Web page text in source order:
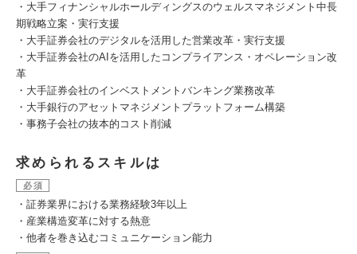
・大手フィナンシャルホールディングスのウェルスマネジメント中長
期戦略立案・実行支援
・大手証券会社のデジタルを活用した営業改革・実行支援
・大手証券会社のAIを活用したコンプライアンス・オペレーション改
革
・大手証券会社のインベストメントバンキング業務改革
・大手銀行のアセットマネジメントプラットフォーム構築
・事務子会社の抜本的コスト削減
求められるスキルは
必須
・証券業界における業務経験3年以上
・産業構造変革に対する熱意
・他者を巻き込むコミュニケーション能力